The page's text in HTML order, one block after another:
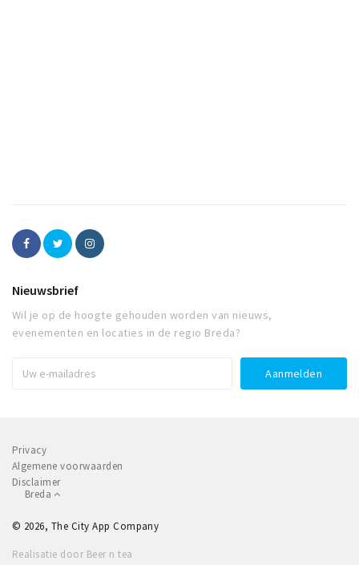
Nieuwsbrief
Wil je op de hoogte gehouden worden van nieuws,
evenementen en locaties in de regio Breda?
Privacy
Algemene voorwaarden
Disclaimer
Breda
© 2026, The City App Company
Realisatie door Beer n tea